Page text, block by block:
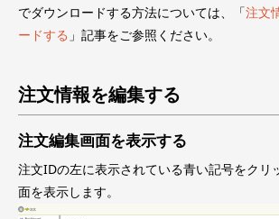
でダウンロードする方法については、「注文
ードする 」記事をご参照ください。
注文情報を編集する
注文編集画面を表示する
注文IDの左に表示されている青い記号をクリ
面を表示します。